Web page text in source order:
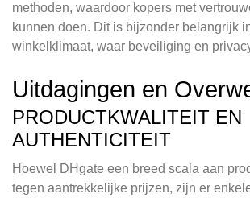
methoden, waardoor kopers met
kunnen doen. Dit is bijzonder belangrijk
winkelklimaat, waar beveiliging en
Uitdagingen en
PRODUCTKWALITEIT EN
AUTHENTICITEIT
Hoewel DHgate een breed scala aan
tegen aantrekkelijke prijzen, zijn er